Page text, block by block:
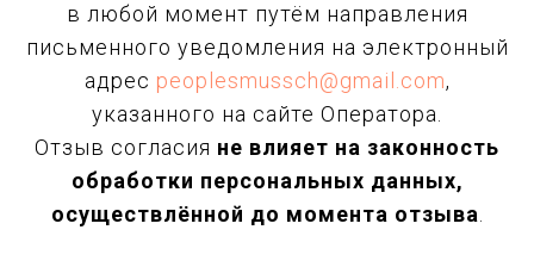
в любой момент путём направления
письменного уведомления на электронный
адрес peoplesmussch@gmail.com,
указанного на сайте Оператора.
Отзыв согласия не влияет на законность
обработки персональных данных,
осуществлённой до момента отзыва